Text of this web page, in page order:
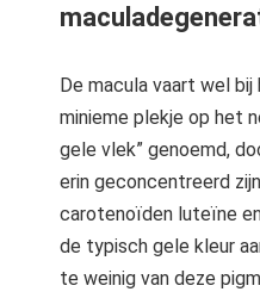
De macula vaart wel
minieme plekje op het
gele vlek” genoemd,
erin geconcentreerd
carotenoïden luteïne
de typisch gele kleur
te weinig van deze